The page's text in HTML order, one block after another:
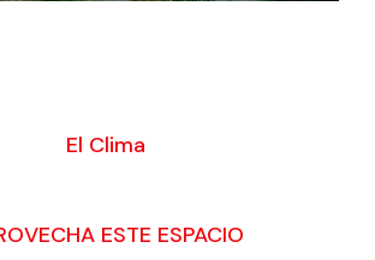
El Clima
ESTE ESPACIO